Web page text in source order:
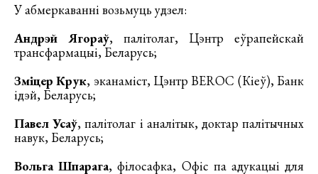
У абмеркаванні возьмуць удзел:
Андрэй Ягораў, палітолаг, Цэнтр еўрапейскай
трансфармацыі, Беларусь;
Зміцер Крук, эканаміст, Цэнтр BEROC (Кіеў), Банк
ідэй, Беларусь;
Павел Усаў, палітолаг і аналітык, доктар палітычных
навук, Беларусь;
Вольга Шпарага, філосафка, Офіс па адукацыі для